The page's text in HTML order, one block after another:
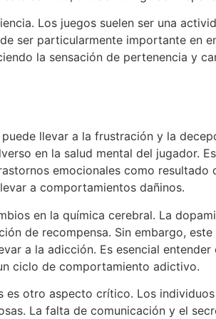
Los juegos suelen ser una
ser particularmente importante en
la sensación de pertenencia y
llevar a la frustración y la
en la salud mental del jugador.
emocionales como
a comportamientos dañinos.
en la química cerebral. La
de recompensa. Sin embargo,
a la adicción. Es esencial
ciclo de comportamiento adictivo.
es otro aspecto crítico. Los
La falta de comunicación y el